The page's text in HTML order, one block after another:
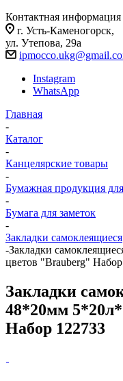
Контактная информация
г. Усть-Каменогорск,
ул. Утепова, 29а
Instagram
WhatsApp
Главная
-
Каталог
-
Канцелярские товары
-
Бумажная продукция
-
Бумага для заметок
-
Закладки самоклеящиеся
-Закладки
цветов "Brauberg"
Закладки
48*20мм
Набор 122733